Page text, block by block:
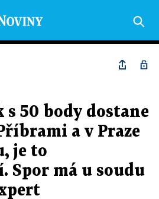
s 50 body dostane
a v Praze
je to
Spor má u soudu